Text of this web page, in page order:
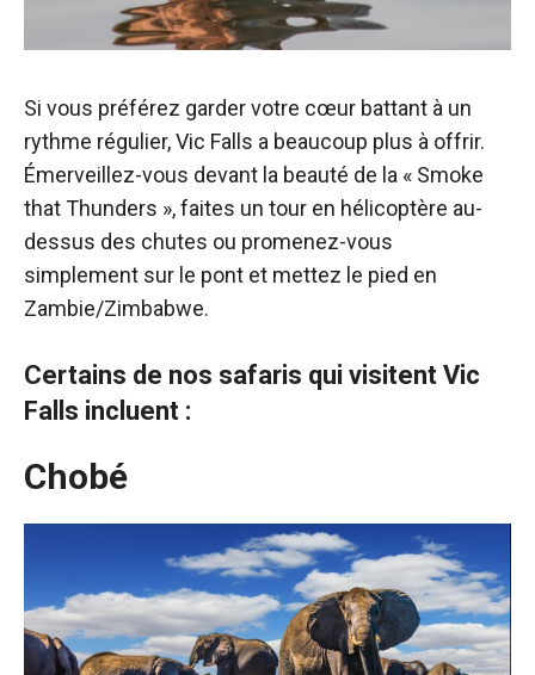
Si vous préférez garder votre cœur battant à un
rythme régulier, Vic Falls a beaucoup plus à offrir.
Émerveillez-vous devant la beauté de la « Smoke
that Thunders », faites un tour en hélicoptère au-
dessus des chutes ou promenez-vous
simplement sur le pont et mettez le pied en
Zambie/Zimbabwe.
Certains de nos safaris qui visitent Vic
Falls incluent :
Chobé